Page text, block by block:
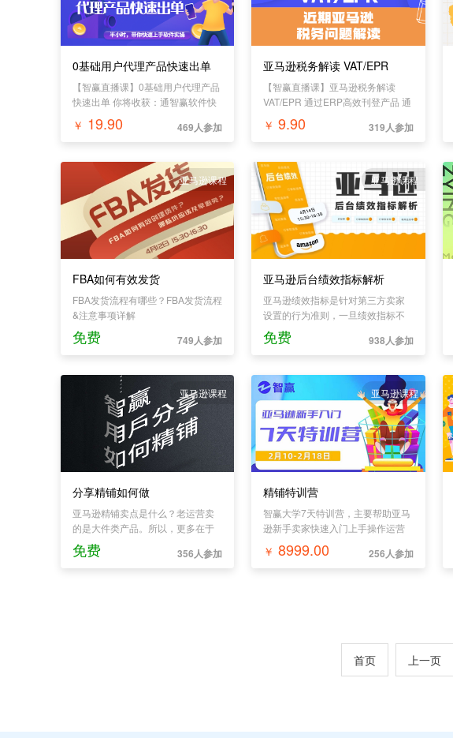
0基础用户代理产品快速出单
【智赢直播课】0基础用户代理产品
快速出单 你将收获：通智赢软件快
速上手；灵活运用软件代理分销；
智赢产品库100万+产品；通过代理
￥ 19.90 469人参加
亚马逊税务解读 VAT/EPR
【智赢直播课】亚马逊税务解读
VAT/EPR 通过ERP高效刊登产品 通
过ERP差异化刊登产品
￥ 9.90 319人参加
亚马逊课程
FBA如何有效发货
FBA发货流程有哪些？FBA发货流程
&注意事项详解
免费 749人参加
亚马逊课程
亚马逊后台绩效指标解析
亚马逊绩效指标是针对第三方卖家
设置的行为准则，一旦绩效指标不
达标，那店铺就极有可能被取消销
售权...
免费 938人参加
亚马逊课程
分享精铺如何做
亚马逊精铺卖点是什么？老运营卖
的是大件类产品。所以，更多在于
精。（也就是我们业内称之为：错
位竞争）新手小白卖家精铺学的是
免费 356人参加
亚马逊课程
精铺特训营
智赢大学7天特训营，主要帮助亚马
逊新手卖家快速入门上手操作运营
亚马逊。 亚马逊开店规则深度解
析，现场深度剖析注册规则，让你
亚马逊数据化选品思维，左手数
据，右手工具，选品思路搭建，工
具分享讲解，精准定位市场需求。
￥ 8999.00 256人参加
首页 上一页